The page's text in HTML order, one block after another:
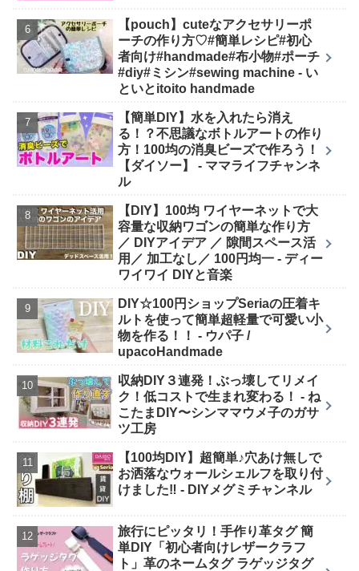
【pouch】cuteなアクセサリーポ
ーチの作り方♡#簡単レシピ#初心
者向け#handmade#布小物#ポーチ
#diy#ミシン#sewing machine - い
といとitoito handmade
【簡単DIY】水を入れたら消え
る！？不思議なボトルアートの作り
方！100均の消臭ビーズで作ろう！
【ダイソー】 - ママライフチャンネ
ル
【DIY】100均 ワイヤーネットで大
容量な収納ワゴンの簡単な作り方
／ DIYアイデア ／ 隙間スペース活
用／ 加工なし／ 100円均一 - ディー
ワイワイ DIYと音楽
DIY☆100円ショップSeriaの圧着キ
ルトを使って簡単超軽量で可愛い小
物を作る！！ - ウパ子 /
upacoHandmade
収納DIY３連発！ぶっ壊してリメイ
ク！低コストで生まれ変わる！ - ね
こたまDIY〜シンママウメ子のガサ
ツ工房
【100均DIY】超簡単♪穴あけ無しで
お洒落なウォールシェルフを取り付
けました‼︎ - DIYメグミチャンネル
旅行にピッタリ！手作り革タグ 簡
単DIY「初心者向けレザークラフ
ト」革のネームタグ ラゲッジタグ